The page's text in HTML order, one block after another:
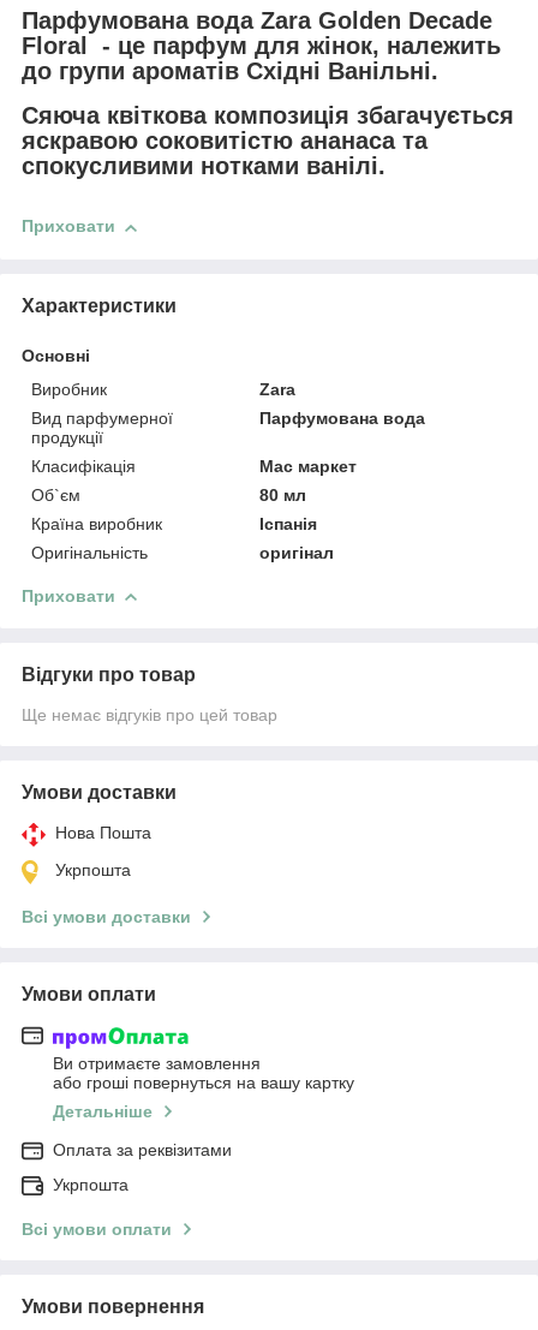
Парфумована вода Zara Golden Decade
Floral - це парфум для жінок, належить
до групи ароматів Східні Ванільні.
Сяюча квіткова композиція збагачується
яскравою соковитістю ананаса та
спокусливими нотками ванілі.
Приховати
Характеристики
Основні
Виробник
Zara
Вид парфумерної
продукції
Парфумована вода
Класифікація
Мас маркет
Об`єм
80 мл
Країна виробник
Іспанія
Оригінальність
оригінал
Приховати
Відгуки про товар
Ще немає відгуків про цей товар
Умови доставки
Нова Пошта
Укрпошта
Всі умови доставки
Умови оплати
Ви отримаєте замовлення
або гроші повернуться на вашу картку
Детальніше
Оплата за реквізитами
Укрпошта
Всі умови оплати
Умови повернення